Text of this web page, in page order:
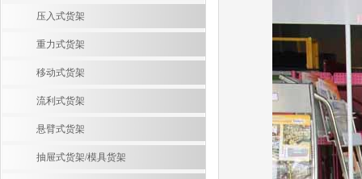
压入式货架
重力式货架
移动式货架
流利式货架
悬臂式货架
抽屉式货架/模具货架